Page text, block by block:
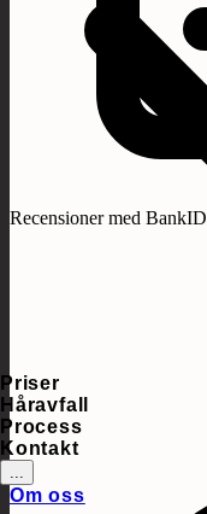
Priser
Håravfall
Process
Kontakt
...
Om oss
Recensioner med BankID